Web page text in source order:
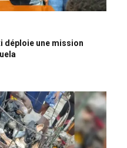
déploie une mission